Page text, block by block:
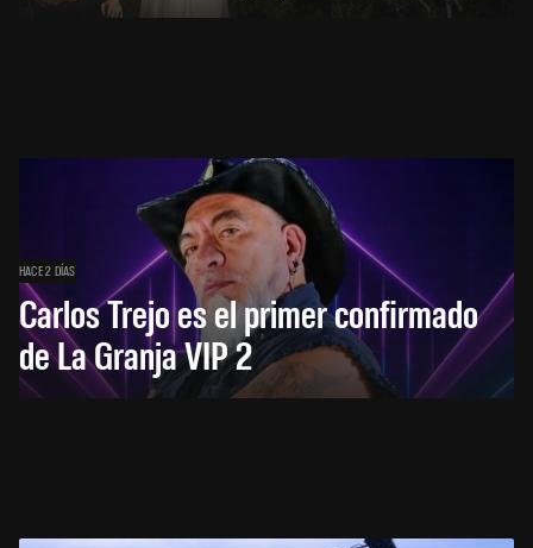
HACE 2 DÍAS
Carlos Trejo es el primer confirmado
de La Granja VIP 2